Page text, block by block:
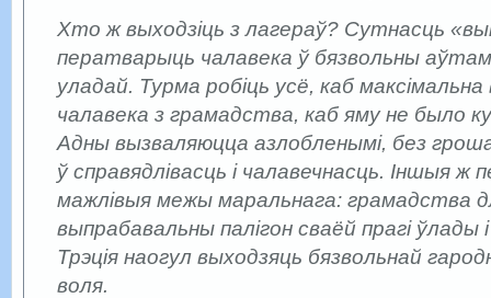
Хто ж выходзіць з лагераў? Сутнасць
ператварыць чалавека ў бязвольны
уладай. Турма робіць усё, каб
чалавека з грамадства, каб яму не было
Адны вызваляюцца азлобленымі, без
ў справядлівасць і чалавечнасць. Іншыя ж
мажлівыя межы маральнага: грамадства
выпрабавальны палігон сваёй прагі ўлады
Трэція наогул выходзяць бязвольнай
воля.